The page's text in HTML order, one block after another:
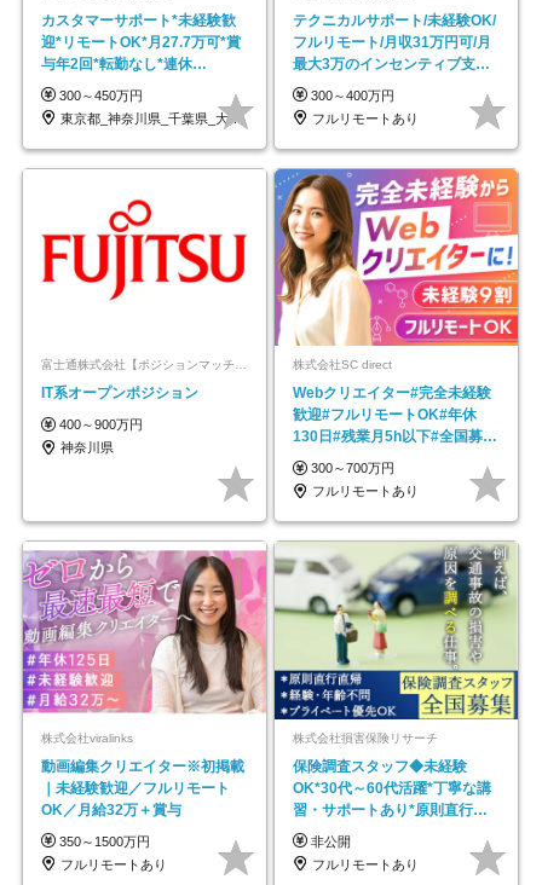
カスタマーサポート*未経験歓
迎*リモートOK*月27.7万可*賞
与年2回*転勤なし*連休
OK/ZE010232
300～450万円
東京都_神奈川県_千葉県_大阪府_愛知県…
テクニカルサポート/未経験OK/
フルリモート/月収31万円可/月
最大3万のインセンティブ支給/
平均年齢33歳
300～400万円
フルリモートあり
富士通株式会社【ポジションマッチ登録】
IT系オープンポジション
400～900万円
神奈川県
株式会社SC direct
Webクリエイター#完全未経験
歓迎#フルリモートOK#年休
130日#残業月5h以下#全国募集
#最大1年の研修
300～700万円
フルリモートあり
株式会社viralinks
動画編集クリエイター※初掲載
｜未経験歓迎／フルリモート
OK／月給32万＋賞与
350～1500万円
フルリモートあり
株式会社損害保険リサーチ
保険調査スタッフ◆未経験
OK*30代～60代活躍*丁寧な講
習・サポートあり*原則直行直
帰／全国募集・業務委託
非公開
フルリモートあり